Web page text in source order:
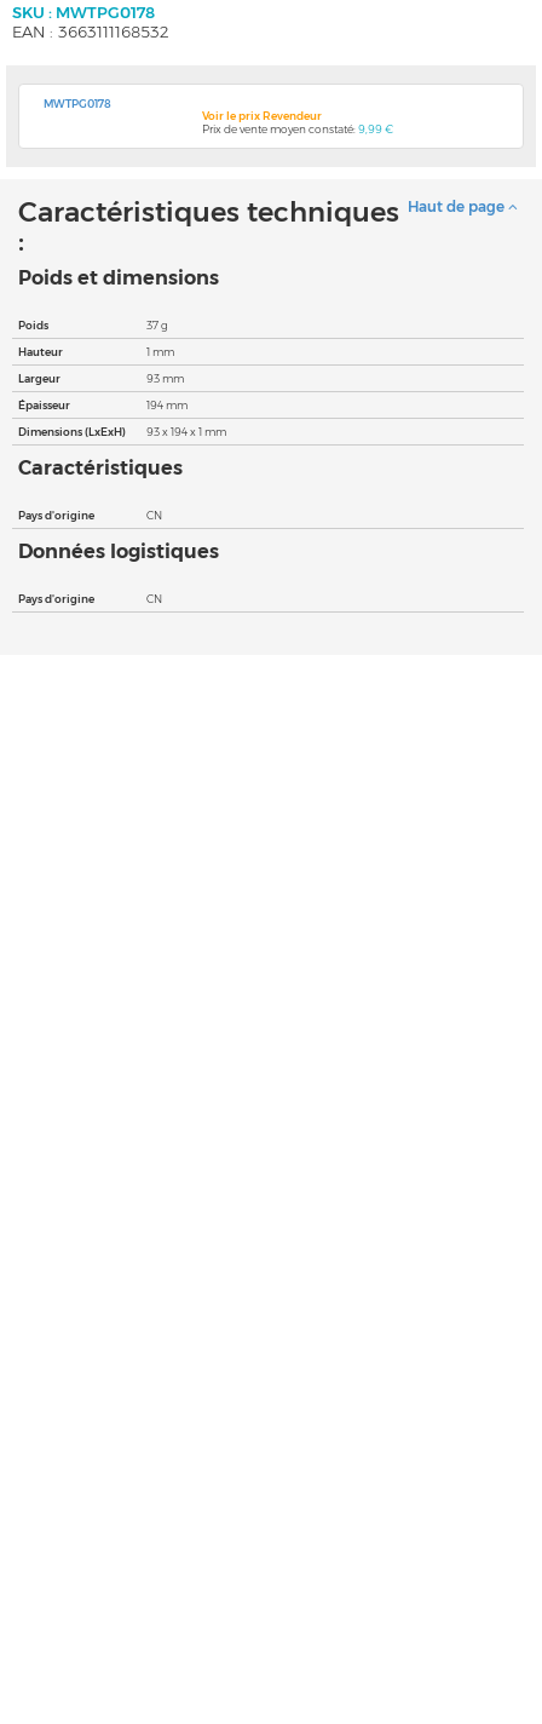
SKU : MWTPG0178
EAN : 3663111168532
MWTPG0178
Voir le prix Revendeur
Prix de vente moyen constaté:9,99 €
Haut de page
Caractéristiques techniques
:
Poids et dimensions
Poids
37 g
Hauteur
1 mm
Largeur
93 mm
Épaisseur
194 mm
Dimensions (LxExH)
93 x 194 x 1 mm
Caractéristiques
Pays d'origine CN
Données logistiques
Pays d'origine CN